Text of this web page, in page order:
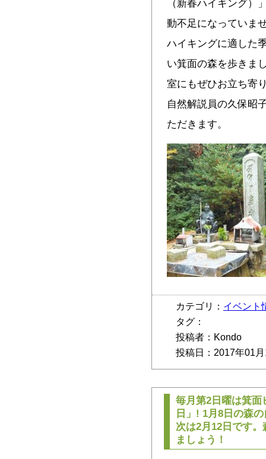
（新春ハイキング）
動不足になっていま
ハイキングに適した
い箕面の森を歩きま
室にもぜひお立ち寄
自然解説員の久保昭
ただきます。
カテゴリ： イベント
タグ：
投稿者：Kondo
投稿日：2017年01
毎月第2日曜は箕面
日」! 1月8日の森
次は2月12日です
ましょう！